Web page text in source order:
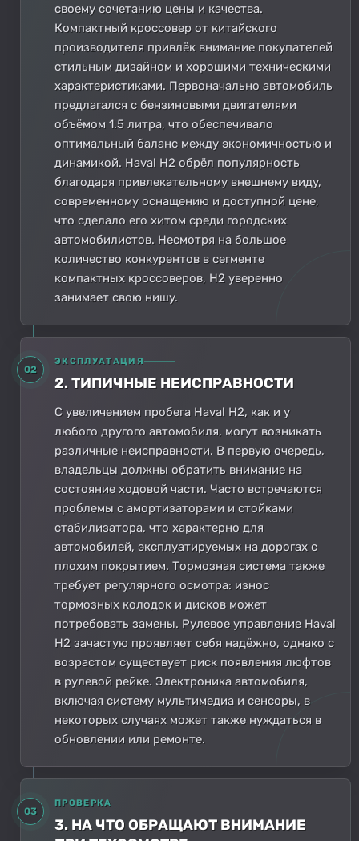
своему сочетанию цены и качества.
Компактный кроссовер от китайского
производителя привлёк внимание покупателей
стильным дизайном и хорошими техническими
характеристиками. Первоначально автомобиль
предлагался с бензиновыми двигателями
объёмом 1.5 литра, что обеспечивало
оптимальный баланс между экономичностью и
динамикой. Haval H2 обрёл популярность
благодаря привлекательному внешнему виду,
современному оснащению и доступной цене,
что сделало его хитом среди городских
автомобилистов. Несмотря на большое
количество конкурентов в сегменте
компактных кроссоверов, H2 уверенно
занимает свою нишу.
02
ЭКСПЛУАТАЦИЯ
2. ТИПИЧНЫЕ НЕИСПРАВНОСТИ
С увеличением пробега Haval H2, как и у
любого другого автомобиля, могут возникать
различные неисправности. В первую очередь,
владельцы должны обратить внимание на
состояние ходовой части. Часто встречаются
проблемы с амортизаторами и стойками
стабилизатора, что характерно для
автомобилей, эксплуатируемых на дорогах с
плохим покрытием. Тормозная система также
требует регулярного осмотра: износ
тормозных колодок и дисков может
потребовать замены. Рулевое управление Haval
H2 зачастую проявляет себя надёжно, однако с
возрастом существует риск появления люфтов
в рулевой рейке. Электроника автомобиля,
включая систему мультимедиа и сенсоры, в
некоторых случаях может также нуждаться в
обновлении или ремонте.
03
ПРОВЕРКА
3. НА ЧТО ОБРАЩАЮТ ВНИМАНИЕ